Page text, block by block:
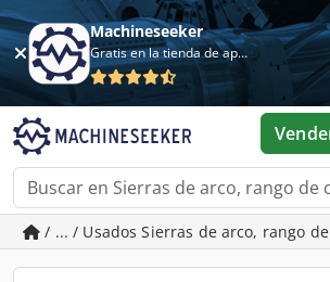
Machineseeker
Gratis en la tienda de aplicaciones
/ ... / Usados Sierras de arco, rango